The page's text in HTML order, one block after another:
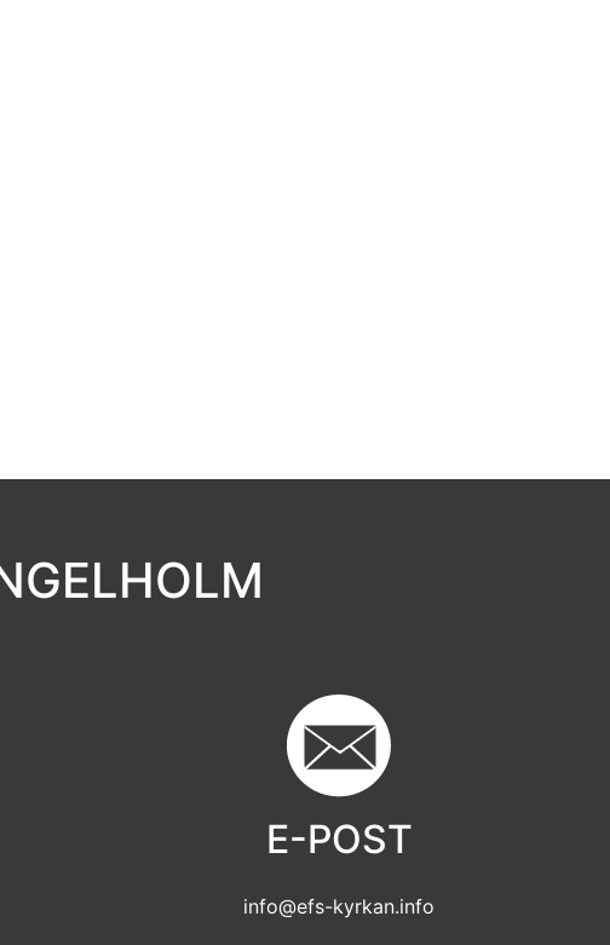
E-POST
info@efs-kyrkan.info